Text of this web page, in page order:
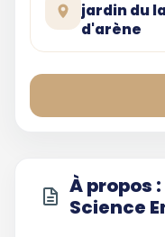
jardin du
d'arène
À propos
Science